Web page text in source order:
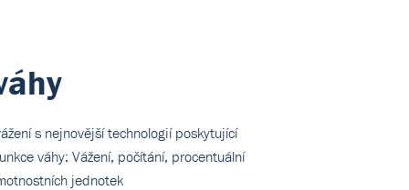
s nejnovější technologií poskytující
váhy: Vážení, počítání, procentuální
jednotek